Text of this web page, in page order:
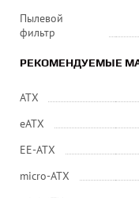
Пылевой
фильтр
РЕКОМЕНДУЕМЫЕ
ATX
eATX
EE-ATX
micro-ATX